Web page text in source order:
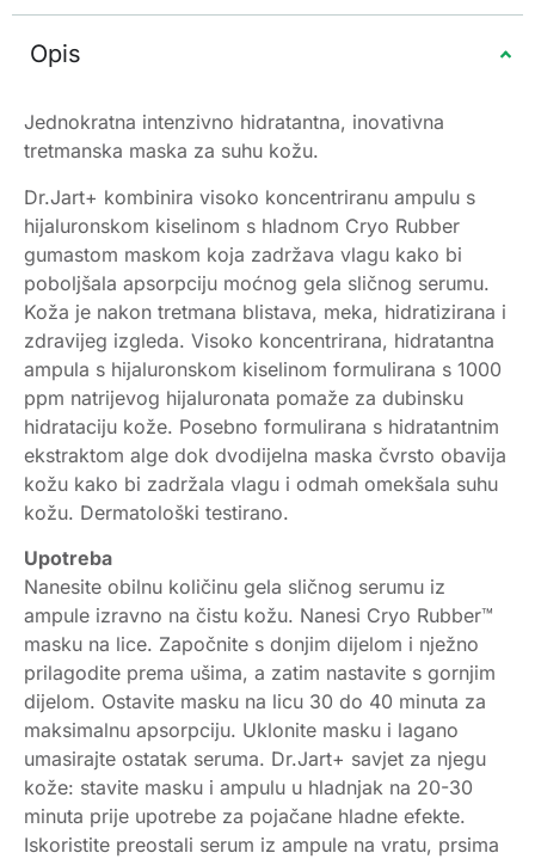
Opis
Jednokratna intenzivno hidratantna, inovativna
tretmanska maska za suhu kožu.
Dr.Jart+ kombinira visoko koncentriranu ampulu s
hijaluronskom kiselinom s hladnom Cryo Rubber
gumastom maskom koja zadržava vlagu kako bi
poboljšala apsorpciju moćnog gela sličnog serumu.
Koža je nakon tretmana blistava, meka, hidratizirana i
zdravijeg izgleda. Visoko koncentrirana, hidratantna
ampula s hijaluronskom kiselinom formulirana s 1000
ppm natrijevog hijaluronata pomaže za dubinsku
hidrataciju kože. Posebno formulirana s hidratantnim
ekstraktom alge dok dvodijelna maska čvrsto obavija
kožu kako bi zadržala vlagu i odmah omekšala suhu
kožu. Dermatološki testirano.
Upotreba
Nanesite obilnu količinu gela sličnog serumu iz
ampule izravno na čistu kožu. Nanesi Cryo Rubber™
masku na lice. Započnite s donjim dijelom i nježno
prilagodite prema ušima, a zatim nastavite s gornjim
dijelom. Ostavite masku na licu 30 do 40 minuta za
maksimalnu apsorpciju. Uklonite masku i lagano
umasirajte ostatak seruma. Dr.Jart+ savjet za njegu
kože: stavite masku i ampulu u hladnjak na 20-30
minuta prije upotrebe za pojačane hladne efekte.
Iskoristite preostali serum iz ampule na vratu, prsima